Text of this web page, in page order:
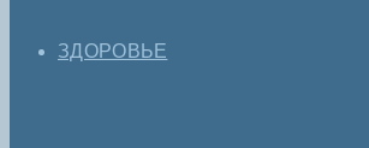
ЗДОРОВЬЕ